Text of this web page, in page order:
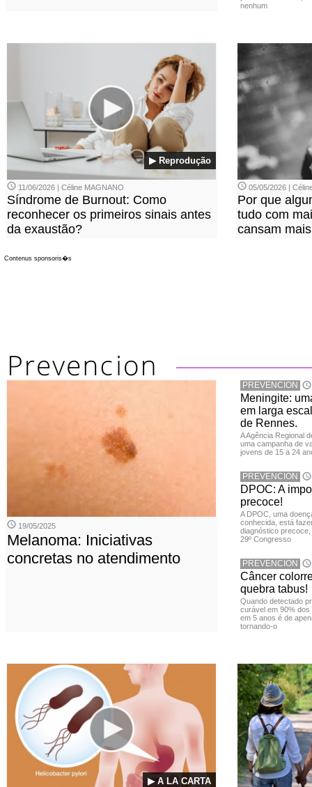
nenhum
▶ Reprodução
11/06/2026 | Céline MAGNANO
Síndrome de Burnout: Como
reconhecer os primeiros sinais antes
da exaustão?
05/05/2026 |
Por que
tudo com
cansam
Contenus sponsoris�s
19/05/2025
Melanoma: Iniciativas
concretas no atendimento
PREVENCION
Meningite:
em larga
de Rennes.
A Agência Regional
uma campanha de
jovens de 15 a 24
PREVENCION
DPOC: A
precoce!
A DPOC, uma
conhecida, está
diagnóstico
29º Congresso
PREVENCION
Câncer
quebra tabus!
Quando detectado
curável em 90%
em 5 anos é de
tornando-o
▶ A LA CARTA